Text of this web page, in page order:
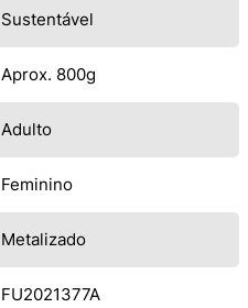
Sustentável
Aprox. 800g
Adulto
Feminino
Metalizado
FU2021377A